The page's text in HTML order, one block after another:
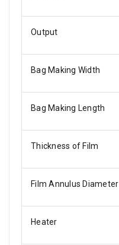
Output
Bag Making Width
Bag Making Length
Thickness of Film
Film Annulus Diameter
Heater